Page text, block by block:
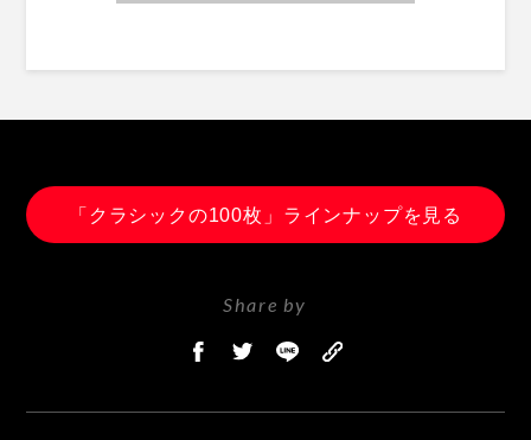
「クラシックの100枚」ラインナップを見る
Share by